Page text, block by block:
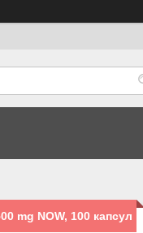
mg NOW, 100 капсул